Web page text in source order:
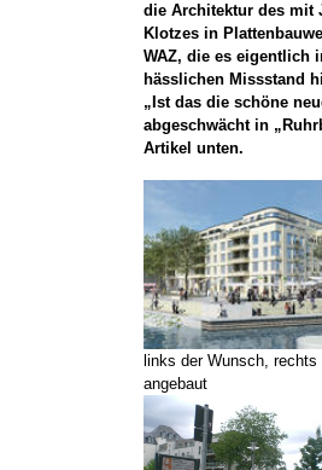
die Architektur des mit
Klotzes in
WAZ, die es eigentlich
hässlichen Missstand
„Ist das die schöne
abgeschwächt in
Artikel unten.
links der Wunsch, rechts
angebaut